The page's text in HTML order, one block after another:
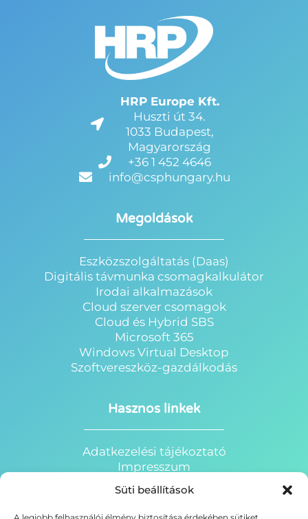
Süti beállítások
HRP Europe Kft.
Huszti út 34.
1033 Budapest,
Magyarország
+36 1 452 4646
info@csphungary.hu
Megoldások
Eszközszolgáltatás (Daas)
Digitális távmunka csomagkalkulátor
Irodai alkalmazások
Cloud szerver csomagok
Cloud és Hybrid SBS
Microsoft 365
Windows Virtual Desktop
Szoftvereszköz-gazdálkodás
Hasznos linkek
Adatkezelési tájékoztató
Impresszum
HRP Webáruház
HRP Portál